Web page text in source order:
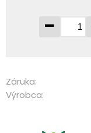
-
Záruka:
Výrobca: